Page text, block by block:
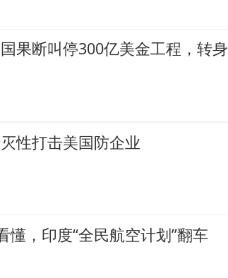
果断叫停300亿美金工程，转身
性打击美国防企业
懂，印度“全民航空计划”翻车